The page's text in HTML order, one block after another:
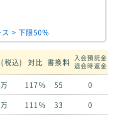
> 下限50%
税込) 対比 書換料 入会預託金
退会時返金
117% 55
0
111% 33
0